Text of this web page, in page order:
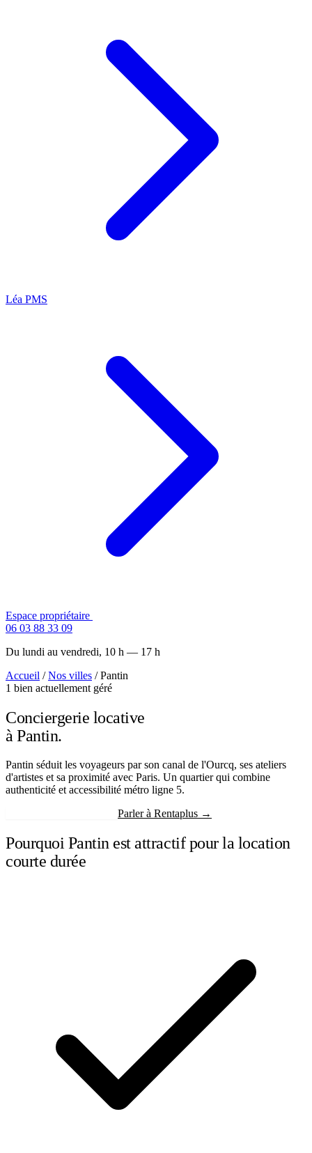
Léa PMS
Espace propriétaire
06 03 88 33 09
Du lundi au vendredi, 10 h — 17 h
Accueil / Nos villes / Pantin
1 bien actuellement géré
Conciergerie locative
à Pantin.
Pantin séduit les voyageurs par son canal de l'Ourcq, ses ateliers
d'artistes et sa proximité avec Paris. Un quartier qui combine
authenticité et accessibilité métro ligne 5.
Parler à Rentaplus →
Pourquoi Pantin est attractif pour la location
courte durée